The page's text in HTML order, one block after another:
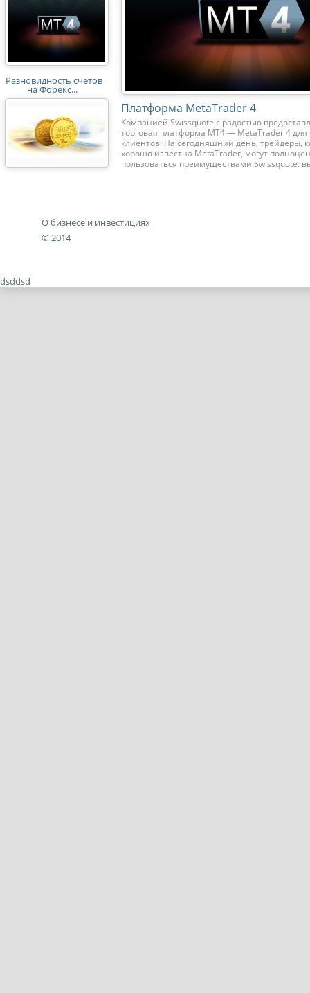
Разновидность счетов
на Форекс...
Платформа MetaTrader 4
Компанией Swissquote с радостью
торговая платформа МТ4 — MetaTrader 4 для
клиентов. На сегодняшний день, трейдеры,
хорошо известна MetaTrader, могут
пользоваться преимуществами Swissquote:
О бизнесе и инвестициях
© 2014
dsddsd